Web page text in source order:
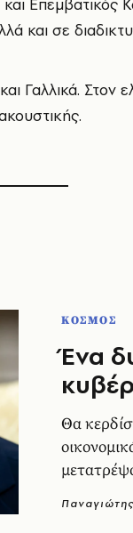
Επεμβατικός
και σε
Γαλλικά. Στον
ΚΟΣΜΟΣ
Ένα
Θα